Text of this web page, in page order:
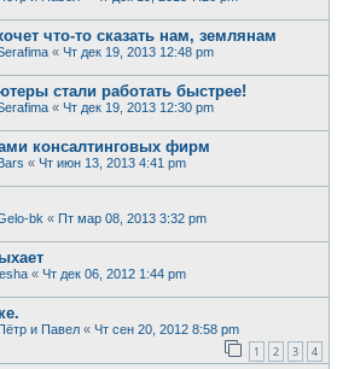
что-то сказать нам, землянам
« Чт дек 19, 2013 12:48 pm
стали работать быстрее!
« Чт дек 19, 2013 12:30 pm
консалтинговых фирм
« Чт июн 13, 2013 4:41 pm
bk « Пт мар 08, 2013 3:32 pm
« Чт дек 06, 2012 1:44 pm
и Павел « Чт сен 20, 2012 8:58 pm
1 2 3 4